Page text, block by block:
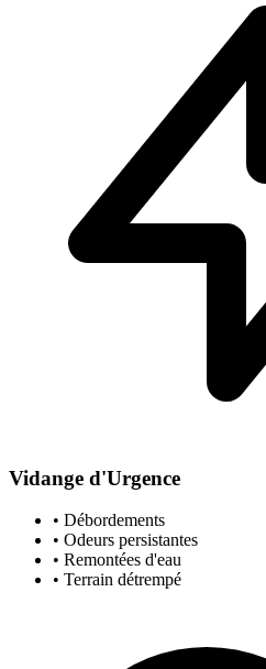
Vidange d'Urgence
• Débordements
• Odeurs persistantes
• Remontées d'eau
• Terrain détrempé